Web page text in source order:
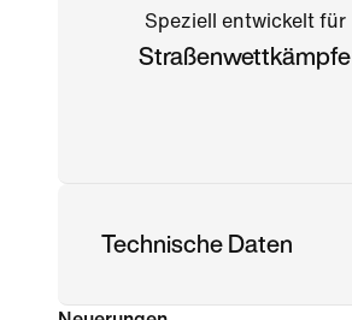
Speziell entwickelt für
Straßenwettkämpfe
Technische Daten